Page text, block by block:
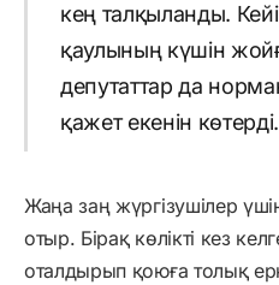
кең талқыланды.
қаулының күшін
депутаттар да
қажет екенін көтерді.
Жаңа заң жүргізушілер
отыр. Бірақ көлікті кез
оталдырып қоюға толық